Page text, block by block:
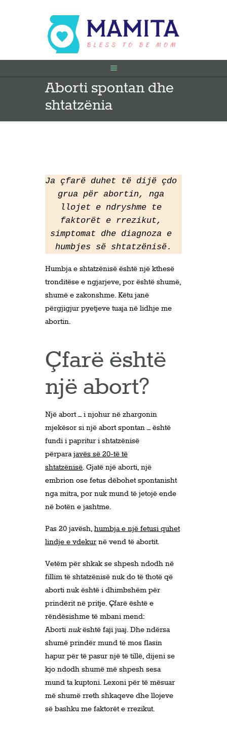
Aborti spontan dhe
shtatzënia
FILLIMI
PARA SHTATËZANIE
SHTATZËNË
Ja çfarë duhet të dijë çdo
grua për abortin, nga
llojet e ndryshme te
faktorët e rrezikut,
simptomat dhe diagnoza e
humbjes së shtatzënisë.
Humbja e shtatzënisë është një kthesë
tronditëse e ngjarjeve, por është shumë,
shumë e zakonshme. Këtu janë
përgjigjur pyetjeve tuaja në lidhje me
abortin.
Çfarë është
një abort?
Një abort – i njohur në zhargonin
mjekësor si një abort spontan – është
fundi i papritur i shtatzënisë
përparajavës së 20-të të
shtatzënisë. Gjatë një aborti, një
embrion ose fetus dëbohet spontanisht
nga mitra, por nuk mund të jetojë ende
në botën e jashtme.
Pas 20 javësh, humbja e një fetusi quhet
lindje e vdekur në vend të abortit.
Vetëm për shkak se shpesh ndodh në
fillim të shtatzënisë nuk do të thotë që
aborti nuk është i dhimbshëm për
prindërit në pritje. Çfarë është e
rëndësishme të mbani mend:
Aborti nukështë faji juaj. Dhe ndërsa
shumë prindër mund të mos flasin
hapur për të pasur një të tillë, dijeni se
kjo ndodh shumë më shpesh sesa
mund ta kuptoni. Lexoni për të mësuar
më shumë rreth shkaqeve dhe llojeve
së bashku me faktorët e rrezikut.